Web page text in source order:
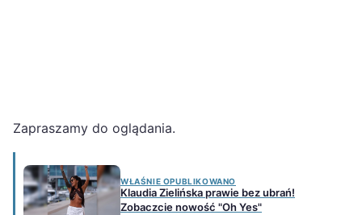
Zapraszamy do oglądania.
WŁAŚNIE OPUBLIKOWANO
Klaudia Zielińska prawie bez ubrań!
Zobaczcie nowość "Oh Yes"